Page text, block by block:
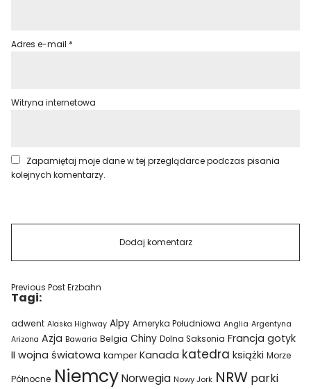
Adres e-mail *
Witryna internetowa
Zapamiętaj moje dane w tej przeglądarce podczas pisania
kolejnych komentarzy.
Previous PostErzbahn
Tagi:
adwent Alaska Highway Alpy Ameryka Południowa Anglia Argentyna
Arizona Azja Bawaria Belgia Chiny Dolna Saksonia Francja gotyk
II wojna światowa kamper Kanada katedra książki Morze
Północne Niemcy Norwegia Nowy Jork NRW parki